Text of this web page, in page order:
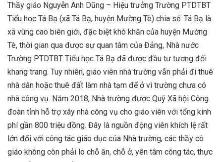
Thầy giáo Nguyễn Anh Dũng – Hiệu trưởng Trường PTDTBT
Tiểu học Tá Bạ (xã Tá Bạ, huyện Mường Tè) chia sẻ: Tá Bạ là
xã vùng cao biên giới, đặc biệt khó khăn của huyện Mường
Tè, thời gian qua được sự quan tâm của Đảng, Nhà nước
Trường PTDTBT Tiểu học Tá Bạ đã được đầu tư tương đối
khang trang. Tuy nhiên, giáo viên nhà trường vẫn phải đi thuê
nhà dân hoặc thuê đất làm nhà tạm để ở vì trường chưa có
nhà công vụ. Năm 2018, Nhà trường được Quỹ Xã hội Công
đoàn tỉnh hỗ trợ xây nhà công vụ cho giáo viên với tổng kinh
phí gần 800 triệu đồng. Đây là nguồn động viên khích lệ rất
lớn đối với công tác giáo dục của Nhà trường, các thầy cô
giáo không còn phải lo chỗ ăn, chỗ ở, yên tâm công tác, thực